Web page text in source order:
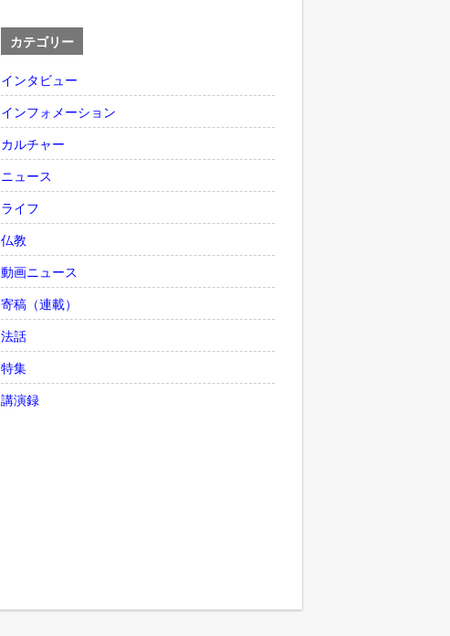
カテゴリー
インタビュー
インフォメーション
カルチャー
ニュース
ライフ
仏教
動画ニュース
寄稿（連載）
法話
特集
講演録